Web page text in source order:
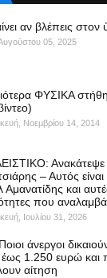
αν βλέπεις
05, 2025
ΦΥΣΙΚΑ
Νοεμβρίου 14, 2014
Ανακάτεψε
– Αυτός
Αμανατίδης και
που
Ιουλίου 31, 2026
άνεργοι
έως 1.250 ευρώ
αίτηση